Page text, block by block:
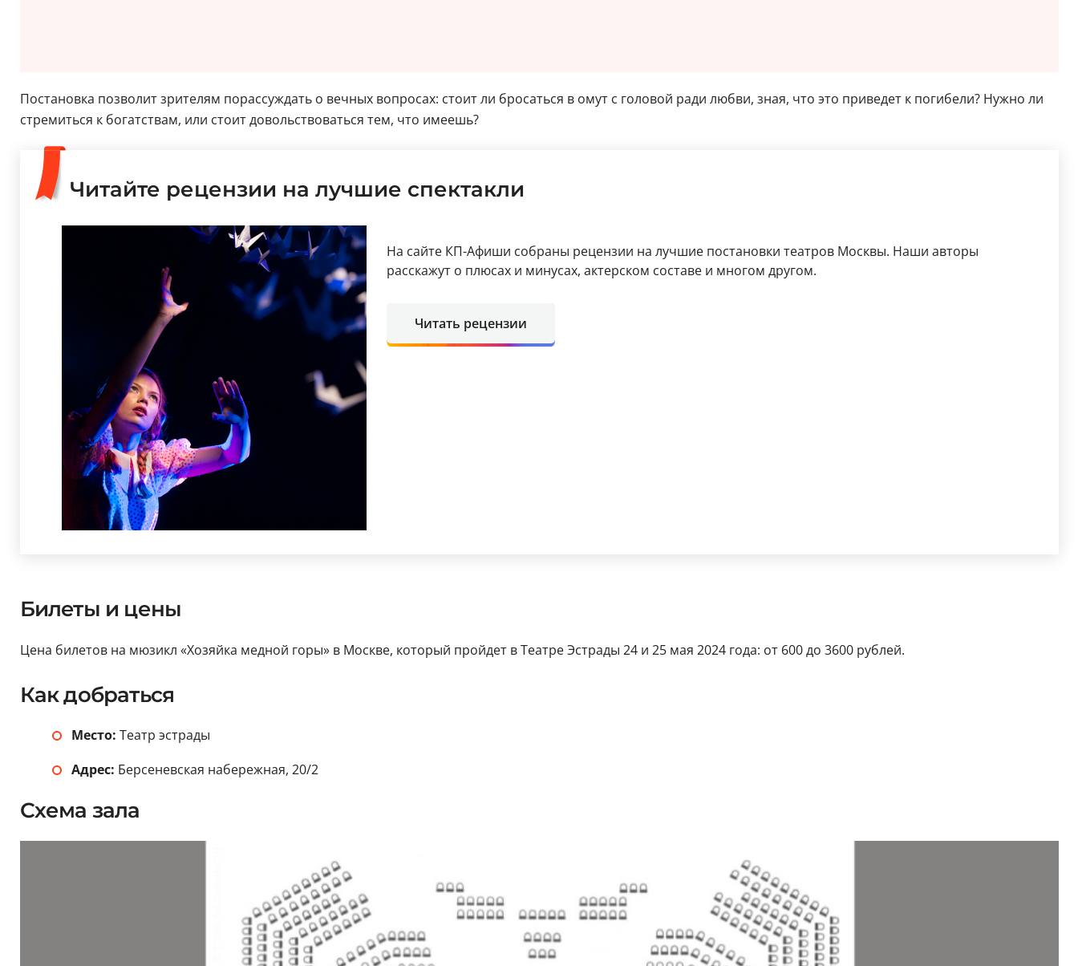
Постановка позволит зрителям порассуждать о вечных вопросах: стоит ли бросаться в омут с головой ради любви, зная, что это приведет к погибели? Нужно ли
стремиться к богатствам, или стоит довольствоваться тем, что имеешь?
Читайте рецензии на лучшие спектакли
На сайте КП-Афиши собраны рецензии на лучшие постановки театров Москвы. Наши авторы
расскажут о плюсах и минусах, актерском составе и многом другом.
Читать рецензии
Билеты и цены
Цена билетов на мюзикл «Хозяйка медной горы» в Москве, который пройдет в Театре Эстрады 24 и 25 мая 2024 года: от 600 до 3600 рублей.
Как добраться
Место: Театр эстрады
Адрес: Берсеневская набережная, 20/2
Схема зала